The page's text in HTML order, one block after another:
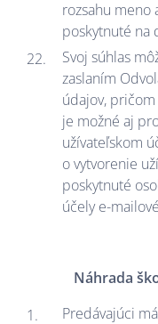
rozsahu meno
poskytnuté na
Svoj súhlas
zaslaním
údajov,
je možné aj
užívateľskom
o vytvorenie
poskytnuté
účely e-
Náhrada
Predávajúci